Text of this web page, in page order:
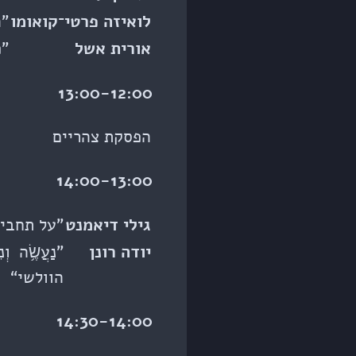
לואיזה פרטי־קואומו
אורית אשל
13:00-12:00
הפסקת צהריים
14:00-13:00
גילי דיאמנט”על
יודה רונן
”נַעֲשֶׂ֥ה
הוולשי“
14:30-14:00